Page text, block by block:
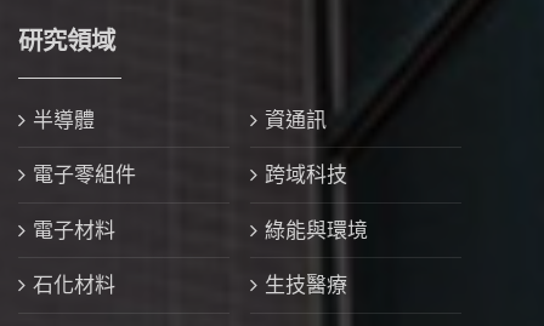
研究領域
半導體 資通訊
電子零組件 跨域科技
電子材料 綠能與環境
石化材料 生技醫療